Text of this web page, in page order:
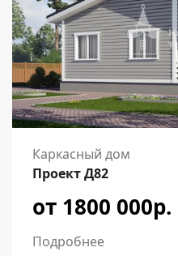
Каркасный дом
Проект Д82
от 1800 000р.
Подробнее